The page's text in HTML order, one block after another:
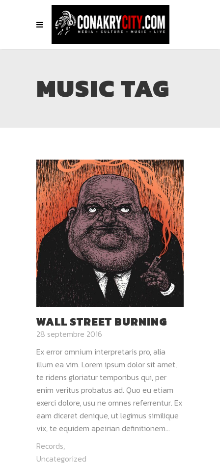
MUSIC TAG
WALL STREET BURNING
28 septembre 2016
Ex error omnium interpretaris pro, alia
illum ea vim. Lorem ipsum dolor sit amet,
te ridens gloriatur temporibus qui, per
enim veritus probatus ad. Quo eu etiam
exerci dolore, usu ne omnes referrentur. Ex
eam diceret denique, ut legimus similique
vix, te equidem apeirian definitionem...
Records,
Uncategorized